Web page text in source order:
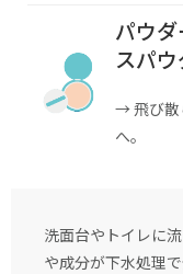
パウ
スパウ
→ 飛び散
へ。
洗面台やトイレに
や成分が下水処理